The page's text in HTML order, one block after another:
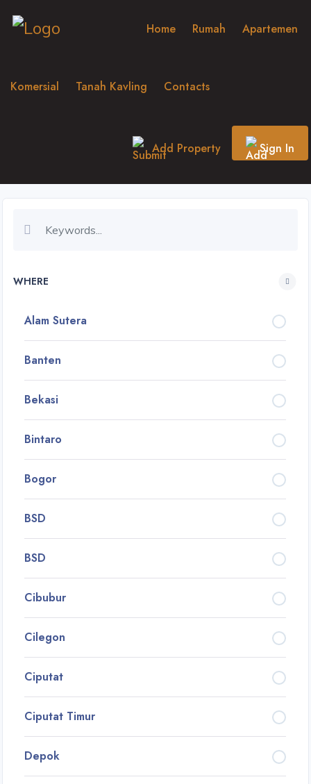
Home Rumah Apartemen
Komersial Tanah Kavling Contacts
Add Property Sign In
WHERE
Alam Sutera
Banten
Bekasi
Bintaro
Bogor
BSD
BSD
Cibubur
Cilegon
Ciputat
Ciputat Timur
Depok